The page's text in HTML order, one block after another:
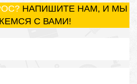
НАПИШИТЕ НАМ, И МЫ
С ВАМИ!